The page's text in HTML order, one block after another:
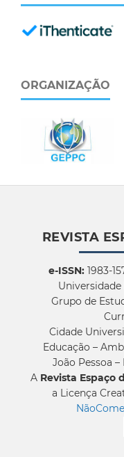
ORGANIZAÇÃO
REVISTA
e-ISSN:1983-
Universidade
Grupo de
Cidade
Educação –
João Pessoa –
A Revista Espaço
a Licença